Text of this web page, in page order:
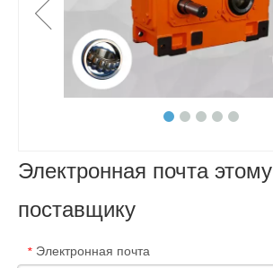
Электронная почта этому
поставщику
* Электронная почта